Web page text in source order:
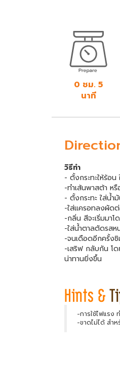
0 ชม. 5
นาที
วิธีทำ
- ตั้งกระทะให้ร้อน
-ทำเส้นพาสต้า ห
- ตั้งกระทะ ใส่น้
-ใส่แครอทลงผัดต่
-กลิ่น สีจะเริ่มมา
-ใส่น้ำตาลตัดรสห
-จนเดือดอีกครั้ง
-เสริฟ กลับกัน โ
น่าทานยิ่งขึ้น
-การใช้ไฟแรง
-ขาดไม่ได้ สำ